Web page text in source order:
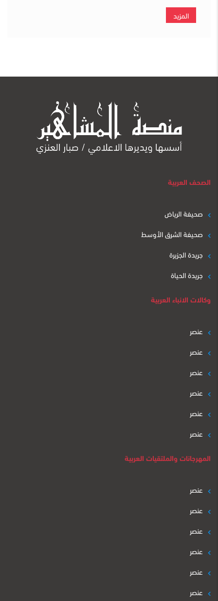
المزيد
الصحف العربية
صحيفة الرياض
صحيفة الشرق الأوسط
جريدة الجزيرة
جريدة الحياة
وكالات الانباء العربية
عنصر
عنصر
عنصر
عنصر
عنصر
عنصر
المهرجانات والملتقيات العربية
عنصر
عنصر
عنصر
عنصر
عنصر
عنصر